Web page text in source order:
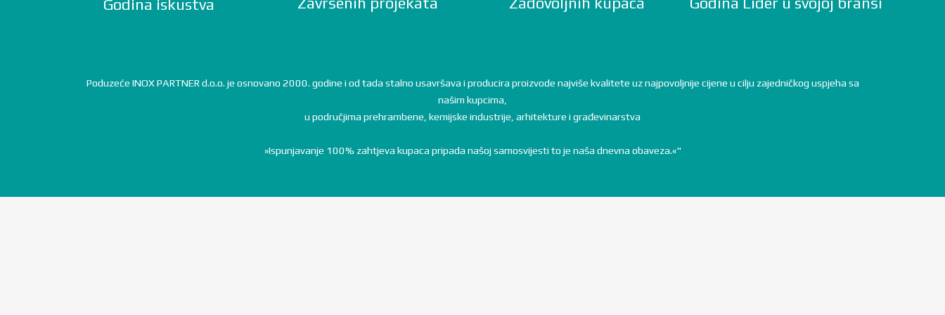
Godina iskustva
Poduzeće INOX PARTNER d.o.o. je osnovano 2000. godine i od tada stalno usavršava i producira proizvode najviše kvalitete uz najpovoljnije cijene u cilju zajedničkog uspjeha sa
našim kupcima,
u područjima prehrambene, kemijske industrije, arhitekture i građevinarstva
»Ispunjavanje 100% zahtjeva kupaca pripada našoj samosvijesti to je naša dnevna obaveza.«"